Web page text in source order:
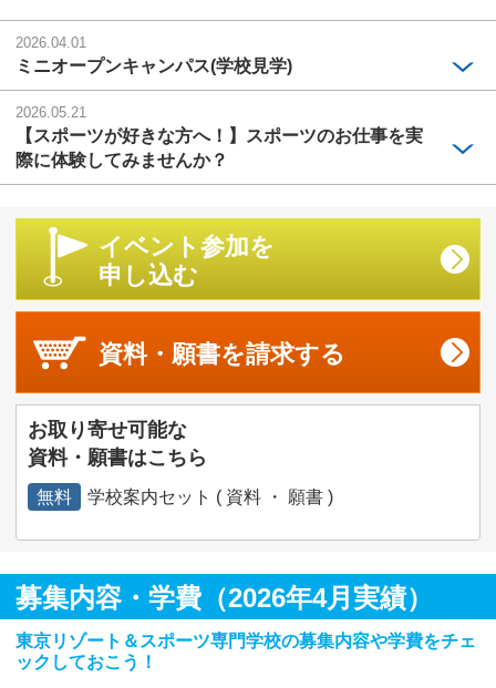
2026.04.01
ミニオープンキャンパス(学校見学)
2026.05.21
【スポーツが好きな方へ！】スポーツのお仕事を実
際に体験してみませんか？
イベント参加を
申し込む
資料・願書を請求する
お取り寄せ可能な
資料・願書はこちら
無料 学校案内セット ( 資料 ・ 願書 )
募集内容・学費（2026年4月実績）
東京リゾート＆スポーツ専門学校の募集内容や学費をチェ
ックしておこう！